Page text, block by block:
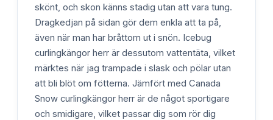
skönt, och skon känns stadig utan att vara tung.
Dragkedjan på sidan gör dem enkla att ta på,
även när man har bråttom ut i snön. Icebug
curlingkängor herr är dessutom vattentäta, vilket
märktes när jag trampade i slask och pölar utan
att bli blöt om fötterna. Jämfört med Canada
Snow curlingkängor herr är de något sportigare
och smidigare, vilket passar dig som rör dig